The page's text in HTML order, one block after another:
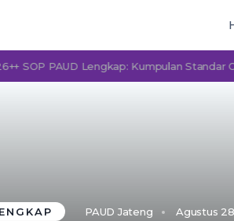
PAUD Lengkap: Kumpulan Standar
PAUD Jateng Agustus